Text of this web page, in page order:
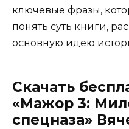
ключевые фразы,
понять суть книги,
основную идею
Скачать
«Мажор 3:
спецназа»